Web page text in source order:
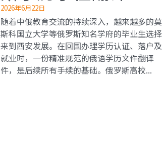
2026年6月22日
随着中俄教育交流的持续深入，越来越多的莫
斯科国立大学等俄罗斯知名学府的毕业生选择
来到西安发展。在回国办理学历认证、落户及
就业时，一份精准规范的俄语学历文件翻译
件，是后续所有手续的基础。俄罗斯高校...